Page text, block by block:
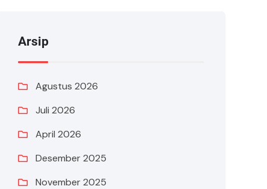
Arsip
Agustus 2026
Juli 2026
April 2026
Desember 2025
November 2025